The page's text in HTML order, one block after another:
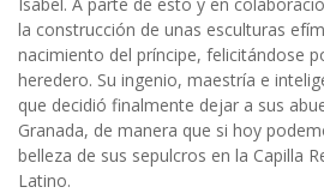
la construcción de unas esculturas
nacimiento del príncipe, felicitándose
heredero. Su ingenio, maestría e
que decidió finalmente dejar a sus
Granada, de manera que si hoy
belleza de sus sepulcros en la Capilla
Latino.